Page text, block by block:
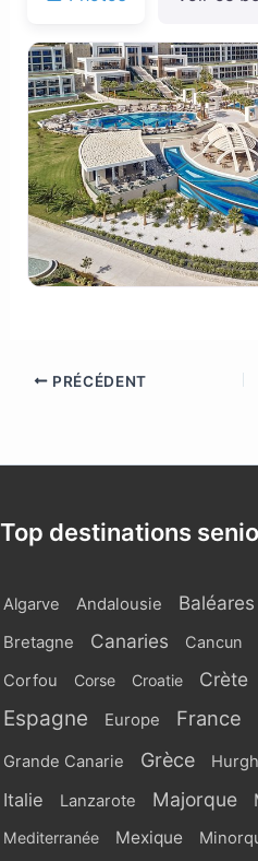
PRÉCÉDENT
Top destinations
Algarve Andalousie Baléares
Bretagne Canaries Cancun
Corfou
Corse Croatie Crète
Espagne Europe France
Grande Canarie Grèce
Italie Lanzarote Majorque
Mediterranée
Mexique